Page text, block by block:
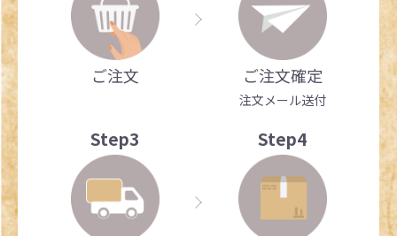
ご注文 ご注文確定
注文メール送付
Step3 Step4